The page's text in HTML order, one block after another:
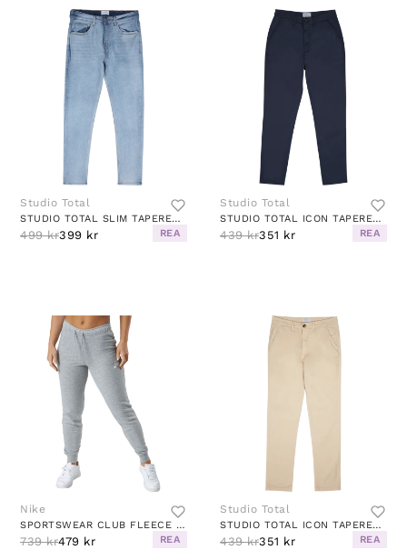
Studio Total
STUDIO TOTAL SLIM TAPERED JEANS
499 kr399 kr REA
Studio Total
STUDIO TOTAL ICON TAPERED CHINO
439 kr351 kr REA
Nike
SPORTSWEAR CLUB FLEECE WOMEN'S MID-RISE PANTS DK GREY HEATHER/WHITE
739 kr479 kr REA
Studio Total
STUDIO TOTAL ICON TAPERED CHINO
439 kr351 kr REA